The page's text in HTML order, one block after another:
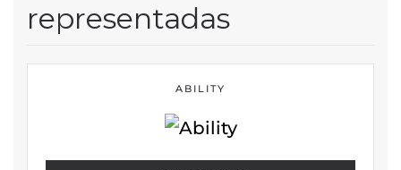
representadas
ABILITY